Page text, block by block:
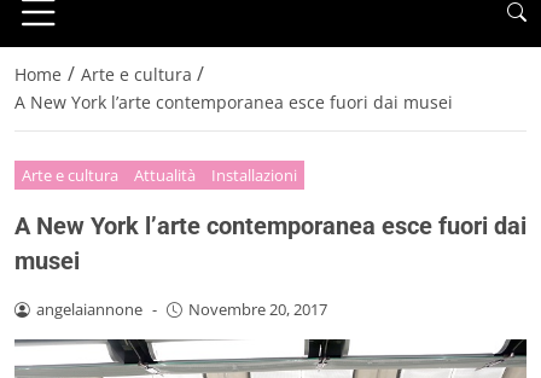
Home / Arte e cultura /
A New York l’arte contemporanea esce fuori dai musei
Arte e cultura Attualità Installazioni
A New York l’arte contemporanea esce fuori dai
musei
angelaiannone - Novembre 20, 2017